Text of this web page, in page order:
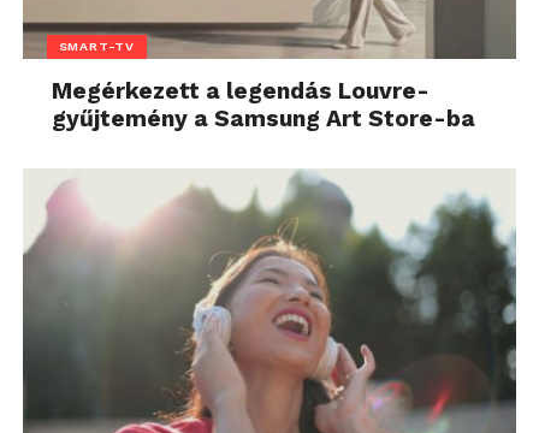
SMART-TV
Megérkezett a legendás Louvre-
gyűjtemény a Samsung Art Store-ba